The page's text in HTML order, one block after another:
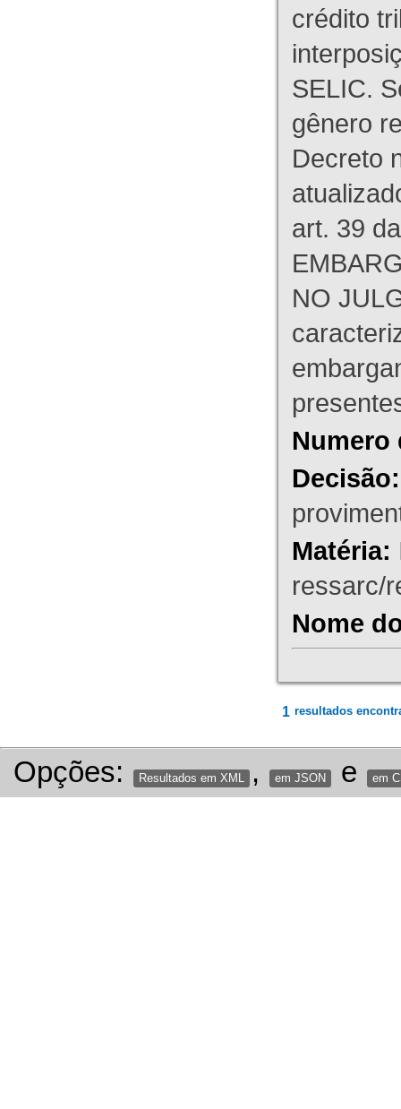
crédito
SELIC.
gênero
Decreto
art. 39
NO
Numero
Decisão:
Matéria:
ressarc/
Nome
1 resultados
Opções: Resultados em XML , em JSON e em